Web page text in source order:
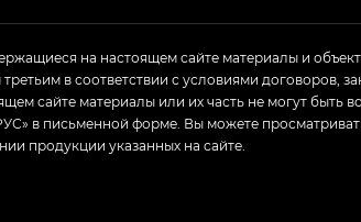
на настоящем сайте материалы и
в соответствии с условиями
сайте материалы или их часть не могут быть
в письменной форме. Вы можете
продукции указанных на сайте.